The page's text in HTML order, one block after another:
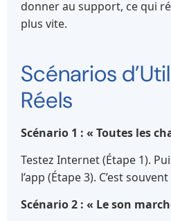
donner au support, ce qui
plus vite.
Scénarios
Réels
Scénario 1 : « Toutes les
Testez Internet (Étape 1).
l’app (Étape 3). C’est
Scénario 2 : « Le son